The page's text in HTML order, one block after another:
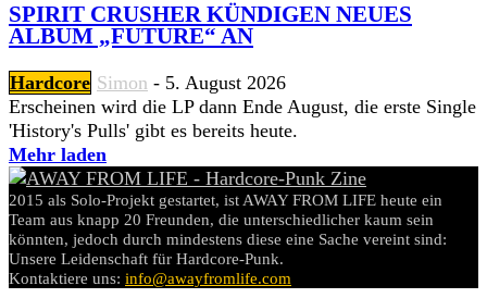
SPIRIT CRUSHER KÜNDIGEN NEUES
ALBUM „FUTURE“ AN
Hardcore Simon - 5. August 2026
Erscheinen wird die LP dann Ende August, die erste Single
'History's Pulls' gibt es bereits heute.
Mehr laden
2015 als Solo-Projekt gestartet, ist AWAY FROM LIFE heute ein
Team aus knapp 20 Freunden, die unterschiedlicher kaum sein
könnten, jedoch durch mindestens diese eine Sache vereint sind:
Unsere Leidenschaft für Hardcore-Punk.
Kontaktiere uns: info@awayfromlife.com